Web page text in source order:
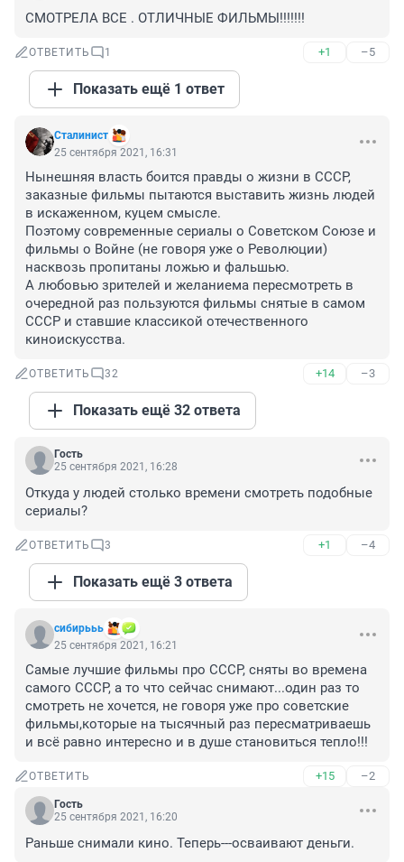
СМОТРЕЛА ВСЕ . ОТЛИЧНЫЕ ФИЛЬМЫ!!!!!!!
ОТВЕТИТЬ 1 +1 –5
Показать ещё 1 ответ
Стaлинист
25 сентября 2021, 16:31
Нынешняя власть боится правды о жизни в СССР,
заказные фильмы пытаются выставить жизнь людей
в искаженном, куцем смысле.
Поэтому современные сериалы о Советском Союзе и
фильмы о Войне (не говоря уже о Революции)
насквозь пропитаны ложью и фальшью.
А любовью зрителей и желаниема пересмотреть в
очередной раз пользуются фильмы снятые в самом
СССР и ставшие классикой отечественного
киноискусства.
ОТВЕТИТЬ 32 +14 –3
Показать ещё 32 ответа
Гость
25 сентября 2021, 16:28
Откуда у людей столько времени смотреть подобные
сериалы?
ОТВЕТИТЬ 3 +1 –4
Показать ещё 3 ответа
сибирььь
25 сентября 2021, 16:21
Самые лучшие фильмы про СССР, сняты во времена
самого СССР, а то что сейчас снимают...один раз то
смотреть не хочется, не говоря уже про советские
фильмы,которые на тысячный раз пересматриваешь
и всё равно интересно и в душе становиться тепло!!!
ОТВЕТИТЬ +15 –2
Гость
25 сентября 2021, 16:20
Раньше снимали кино. Теперь---осваивают деньги.